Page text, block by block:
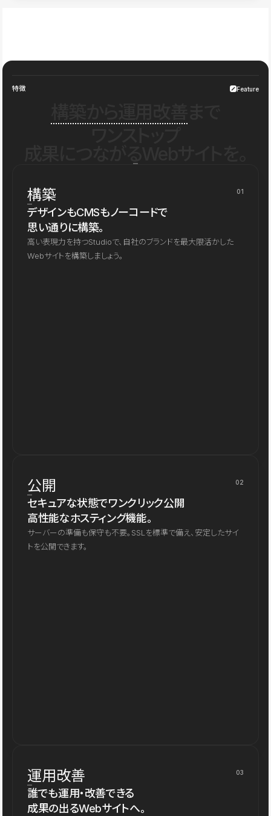
特徴 Feature
構築 01
デザインもCMSもノーコードで
思い通りに構築。
高い表現力を持つStudioで、自社のブランドを最大限活かした
Webサイトを構築しましょう。
公開 02
セキュアな状態でワンクリック公開
高性能なホスティング機能。
サーバーの準備も保守も不要。SSLを標準で備え、安定したサイ
トを公開できます。
運用改善 03
誰でも運用・改善できる
成果の出るWebサイトへ。